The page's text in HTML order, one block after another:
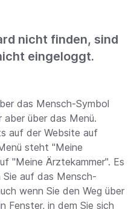
nicht finden, sind
eingeloggt.
das Mensch-Symbol
über das Menü.
auf der Website auf
steht "Meine
"Meine Ärztekammer". Es
auf das Mensch-
wenn Sie den Weg über
Fenster, in dem Sie sich